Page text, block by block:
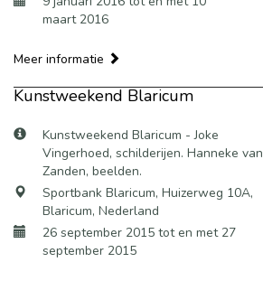
maart 2016
Meer informatie
Kunstweekend Blaricum
Kunstweekend Blaricum - Joke
Vingerhoed, schilderijen. Hanneke van
Zanden, beelden.
Sportbank Blaricum, Huizerweg 10A,
Blaricum, Nederland
26 september 2015 tot en met 27
september 2015